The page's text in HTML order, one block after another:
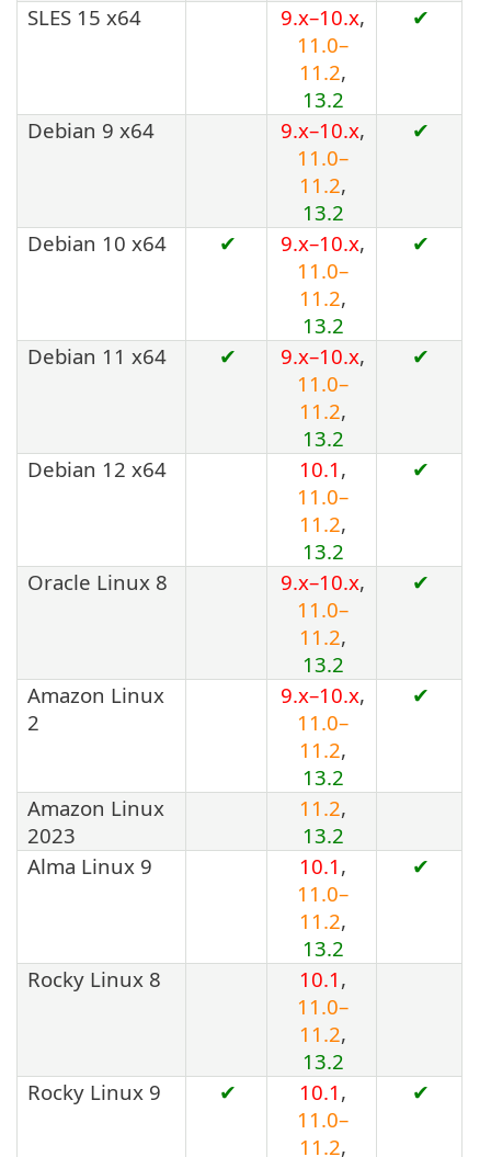
SLES 15 x64 9.x–10.x,
11.0–
11.2,
13.2
✔
Debian 9 x64 9.x–10.x,
11.0–
11.2,
13.2
✔
Debian 10 x64 ✔ 9.x–10.x,
11.0–
11.2,
13.2
✔
Debian 11 x64 ✔ 9.x–10.x,
11.0–
11.2,
13.2
✔
Debian 12 x64 10.1 ,
11.0–
11.2,
13.2
✔
Oracle Linux 8 9.x–10.x,
11.0–
11.2,
13.2
✔
Amazon Linux
2
9.x–10.x,
11.0–
11.2,
13.2
✔
Amazon Linux
2023
11.2,
13.2
Alma Linux 9
10.1 ,
11.0–
11.2,
13.2
✔
Rocky Linux 8 10.1 ,
11.0–
11.2,
13.2
Rocky Linux 9
✔ 10.1 ,
11.0–
11.2,
✔